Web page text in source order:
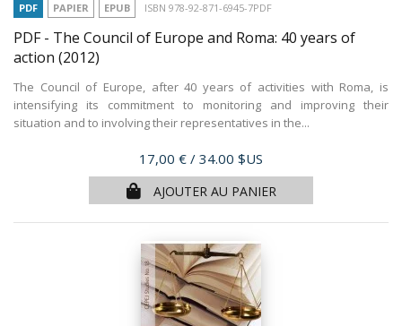
PDF PAPIER EPUB ISBN 978-92-871-6945-7PDF
PDF - The Council of Europe and Roma: 40 years of
action (2012)
The Council of Europe, after 40 years of activities with Roma, is
intensifying its commitment to monitoring and improving their
situation and to involving their representatives in the...
Prix
17,00 € / 34.00 $US
AJOUTER AU PANIER